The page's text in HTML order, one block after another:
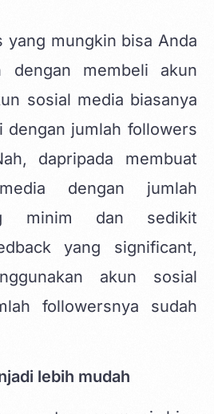
yang mungkin bisa Anda
dengan membeli akun
sosial media biasanya
dengan jumlah followers
dapripada membuat
dengan jumlah
minim dan sedikit
yang significant,
akun sosial
followersnya sudah
lebih mudah